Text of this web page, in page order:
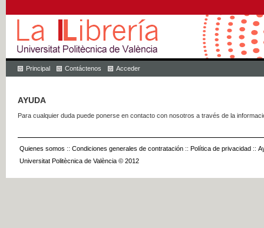
Principal Contáctenos Acceder
AYUDA
Para cualquier duda puede ponerse en contacto con nosotros a través de la
Quienes somos :: Condiciones generales de contratación :: Política de privacidad ::
Universitat Politècnica de València © 2012